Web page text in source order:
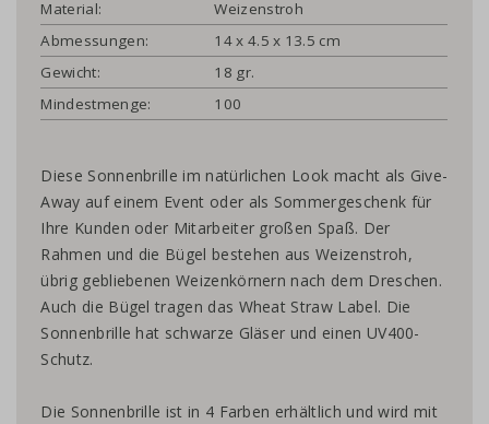
Material:
Weizenstroh
Abmessungen:
14 x 4.5 x 13.5 cm
Gewicht:
18 gr.
Mindestmenge:
100
Diese Sonnenbrille im natürlichen Look macht als Give-
Away auf einem Event oder als Sommergeschenk für
Ihre Kunden oder Mitarbeiter großen Spaß. Der
Rahmen und die Bügel bestehen aus Weizenstroh,
übrig gebliebenen Weizenkörnern nach dem Dreschen.
Auch die Bügel tragen das Wheat Straw Label. Die
Sonnenbrille hat schwarze Gläser und einen UV400-
Schutz.
Die Sonnenbrille ist in 4 Farben erhältlich und wird mit